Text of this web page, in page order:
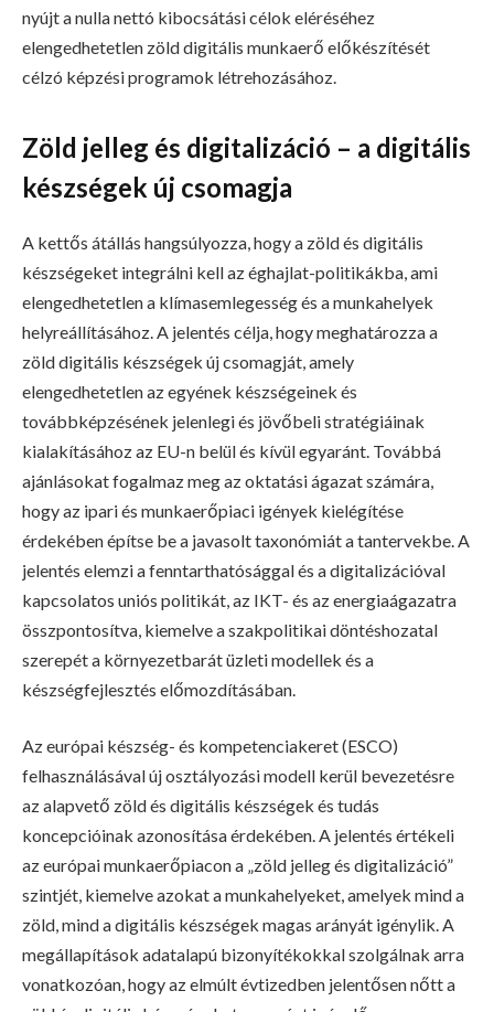
nyújt a nulla nettó kibocsátási célok eléréséhez
elengedhetetlen zöld digitális munkaerő előkészítését
célzó képzési programok létrehozásához.
Zöld jelleg és digitalizáció – a digitális
készségek új csomagja
A kettős átállás hangsúlyozza, hogy a zöld és digitális
készségeket integrálni kell az éghajlat-politikákba, ami
elengedhetetlen a klímasemlegesség és a munkahelyek
helyreállításához. A jelentés célja, hogy meghatározza a
zöld digitális készségek új csomagját, amely
elengedhetetlen az egyének készségeinek és
továbbképzésének jelenlegi és jövőbeli stratégiáinak
kialakításához az EU-n belül és kívül egyaránt. Továbbá
ajánlásokat fogalmaz meg az oktatási ágazat számára,
hogy az ipari és munkaerőpiaci igények kielégítése
érdekében építse be a javasolt taxonómiát a tantervekbe. A
jelentés elemzi a fenntarthatósággal és a digitalizációval
kapcsolatos uniós politikát, az IKT- és az energiaágazatra
összpontosítva, kiemelve a szakpolitikai döntéshozatal
szerepét a környezetbarát üzleti modellek és a
készségfejlesztés előmozdításában.
Az európai készség- és kompetenciakeret (ESCO)
felhasználásával új osztályozási modell kerül bevezetésre
az alapvető zöld és digitális készségek és tudás
koncepcióinak azonosítása érdekében. A jelentés értékeli
az európai munkaerőpiacon a „zöld jelleg és digitalizáció”
szintjét, kiemelve azokat a munkahelyeket, amelyek mind a
zöld, mind a digitális készségek magas arányát igénylik. A
megállapítások adatalapú bizonyítékokkal szolgálnak arra
vonatkozóan, hogy az elmúlt évtizedben jelentősen nőtt a